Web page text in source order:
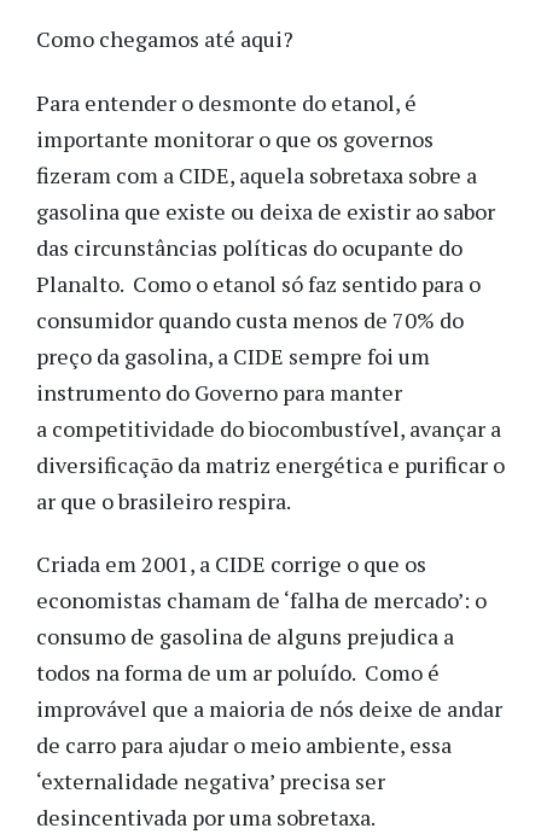
Como chegamos até aqui?
Para entender o desmonte do etanol, é
importante monitorar o que os governos
fizeram com a CIDE, aquela sobretaxa sobre a
gasolina que existe ou deixa de existir ao sabor
das circunstâncias políticas do ocupante do
Planalto. Como o etanol só faz sentido para o
consumidor quando custa menos de 70% do
preço da gasolina, a CIDE sempre foi um
instrumento do Governo para manter
a competitividade do biocombustível, avançar a
diversificação da matriz energética e purificar o
ar que o brasileiro respira.
Criada em 2001, a CIDE corrige o que os
economistas chamam de ‘falha de mercado’: o
consumo de gasolina de alguns prejudica a
todos na forma de um ar poluído. Como é
improvável que a maioria de nós deixe de andar
de carro para ajudar o meio ambiente, essa
‘externalidade negativa’ precisa ser
desincentivada por uma sobretaxa.